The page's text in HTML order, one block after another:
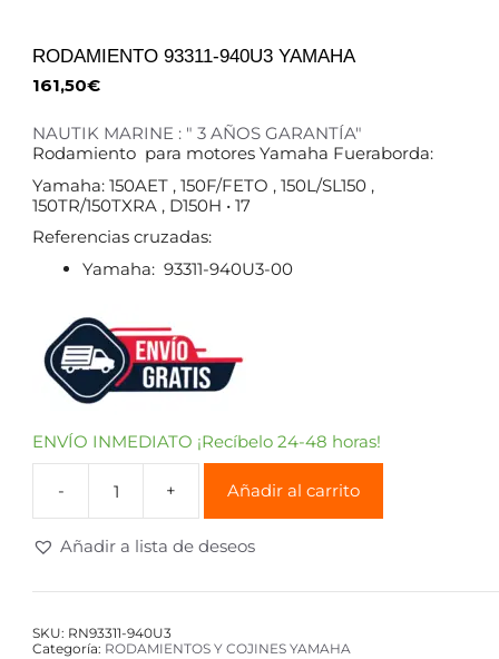
RODAMIENTO 93311-940U3 YAMAHA
161,50€
NAUTIK MARINE : " 3 AÑOS GARANTÍA"
Rodamiento para motores Yamaha Fueraborda:
Yamaha: 150AET , 150F/FETO , 150L/SL150 ,
150TR/150TXRA , D150H • 17
Referencias cruzadas:
Yamaha: 93311-940U3-00
ENVÍO INMEDIATO ¡Recíbelo 24-48 horas!
Añadir al carrito
Añadir a lista de deseos
SKU: RN93311-940U3
Categoría: RODAMIENTOS Y COJINES YAMAHA